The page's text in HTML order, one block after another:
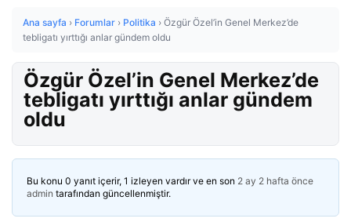
Ana sayfa › Forumlar › Politika › Özgür Özel’in Genel Merkez’de
tebligatı yırttığı anlar gündem oldu
Özgür Özel’in Genel Merkez’de
tebligatı yırttığı anlar gündem
oldu
Bu konu 0 yanıt içerir, 1 izleyen vardır ve en son 2 ay 2 hafta önce
admin tarafından güncellenmiştir.